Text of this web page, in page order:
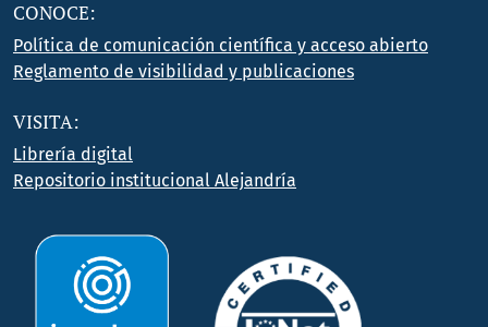
CONOCE:
Política de comunicación científica y acceso abierto
Reglamento de visibilidad y publicaciones
VISITA:
Librería digital
Repositorio institucional Alejandría